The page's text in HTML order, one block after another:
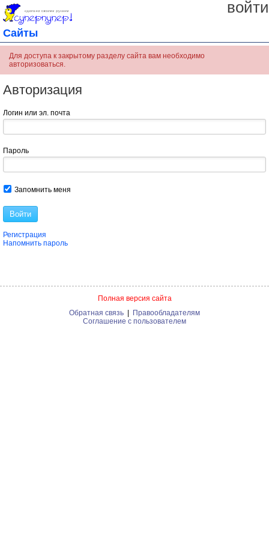
войти
Сайты
Для доступа к закрытому разделу сайта вам необходимо
авторизоваться.
Авторизация
Логин или эл. почта
Пароль
Запомнить меня
Войти
Регистрация
Напомнить пароль
Полная версия сайта
Обратная связь | Правообладателям
Соглашение с пользователем